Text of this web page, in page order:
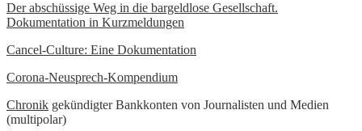
Der abschüssige Weg in die bargeldlose Gesellschaft.
Dokumentation in Kurzmeldungen
Cancel-Culture: Eine Dokumentation
Corona-Neusprech-Kompendium
Chronik gekündigter Bankkonten von Journalisten und Medien
(multipolar)